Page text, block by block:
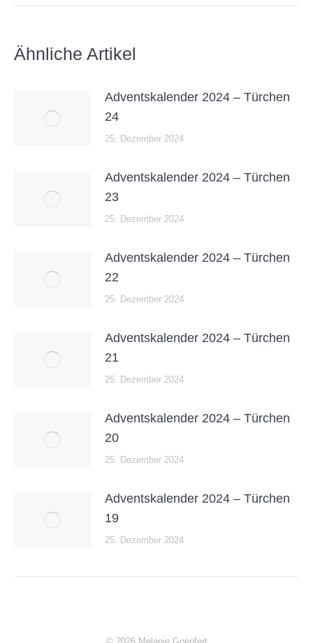
Ähnliche Artikel
Adventskalender 2024 – Türchen
24
25. Dezember 2024
Adventskalender 2024 – Türchen
23
25. Dezember 2024
Adventskalender 2024 – Türchen
22
25. Dezember 2024
Adventskalender 2024 – Türchen
21
25. Dezember 2024
Adventskalender 2024 – Türchen
20
25. Dezember 2024
Adventskalender 2024 – Türchen
19
25. Dezember 2024